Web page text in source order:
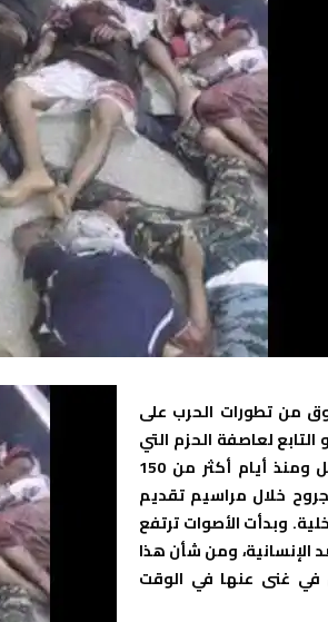
من تطورات الحرب على
لعاصفة الحزم التي
تتزعمها العربية السعودية بقتل ومنذ أيام أكثر من 150
خلال مراسيم تقديم
وبدأت الأصوات ترتفع
الإنسانية، ومن شأن هذا
في غنى عنها في الوقت